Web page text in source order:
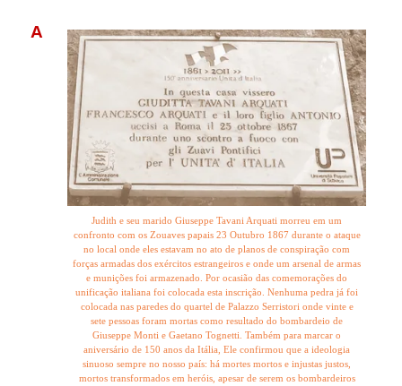
Judith e seu marido Giuseppe Tavani Arquati morreu em um
confronto com os Zouaves papais 23 Outubro 1867 durante o ataque
no local onde eles estavam no ato de planos de conspiração com
forças armadas dos exércitos estrangeiros e onde um arsenal de armas
e munições foi armazenado. Por ocasião das comemorações do
unificação italiana foi colocada esta inscrição. Nenhuma pedra já foi
colocada nas paredes do quartel de Palazzo Serristori onde vinte e
sete pessoas foram mortas como resultado do bombardeio de
Giuseppe Monti e Gaetano Tognetti. Também para marcar o
aniversário de 150 anos da Itália, Ele confirmou que a ideologia
sinuoso sempre no nosso país: há mortes mortos e injustas justos,
mortos transformados em heróis, apesar de serem os bombardeiros
A